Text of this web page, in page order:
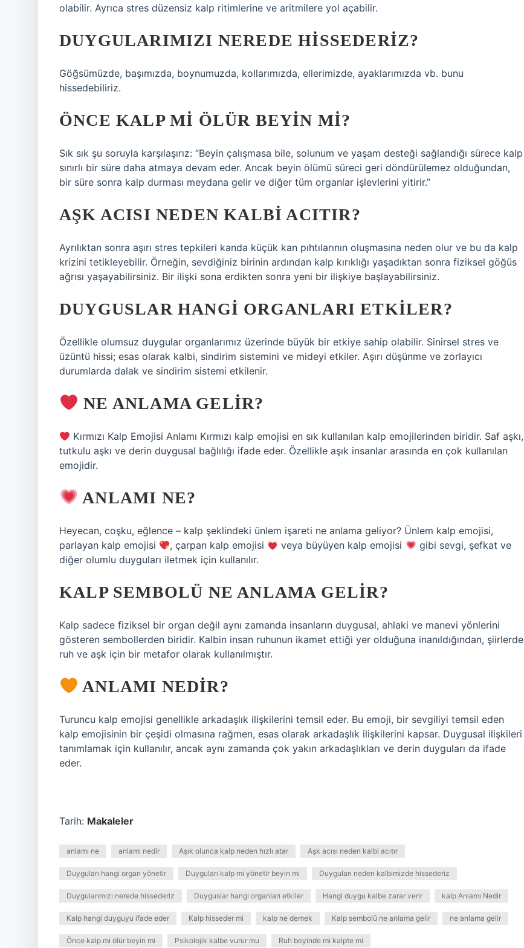
olabilir. Ayrıca stres düzensiz kalp ritimlerine ve aritmilere yol açabilir.
DUYGULARIMIZI NEREDE HISSEDERIZ?
Göğsümüzde, başımızda, boynumuzda, kollarımızda, ellerimizde, ayaklarımızda vb. bunu
hissedebiliriz.
ÖNCE KALP MI ÖLÜR BEYIN MI?
Sık sık şu soruyla karşılaşırız: “Beyin çalışmasa bile, solunum ve yaşam desteği sağlandığı sürece kalp
sınırlı bir süre daha atmaya devam eder. Ancak beyin ölümü süreci geri döndürülemez olduğundan,
bir süre sonra kalp durması meydana gelir ve diğer tüm organlar işlevlerini yitirir.”
AŞK ACISI NEDEN KALBI ACITIR?
Ayrılıktan sonra aşırı stres tepkileri kanda küçük kan pıhtılarının oluşmasına neden olur ve bu da kalp
krizini tetikleyebilir. Örneğin, sevdiğiniz birinin ardından kalp kırıklığı yaşadıktan sonra fiziksel göğüs
ağrısı yaşayabilirsiniz. Bir ilişki sona erdikten sonra yeni bir ilişkiye başlayabilirsiniz.
DUYGUSLAR HANGI ORGANLARI ETKILER?
Özellikle olumsuz duygular organlarımız üzerinde büyük bir etkiye sahip olabilir. Sinirsel stres ve
üzüntü hissi; esas olarak kalbi, sindirim sistemini ve mideyi etkiler. Aşırı düşünme ve zorlayıcı
durumlarda dalak ve sindirim sistemi etkilenir.
NE ANLAMA GELIR?
Kırmızı Kalp Emojisi Anlamı Kırmızı kalp emojisi en sık kullanılan kalp emojilerinden biridir. Saf aşkı,
tutkulu aşkı ve derin duygusal bağlılığı ifade eder. Özellikle aşık insanlar arasında en çok kullanılan
emojidir.
ANLAMI NE?
Heyecan, coşku, eğlence – kalp şeklindeki ünlem işareti ne anlama geliyor? Ünlem kalp emojisi,
parlayan kalp emojisi
, çarpan kalp emojisi veya büyüyen kalp emojisi
gibi sevgi, şefkat ve
diğer olumlu duyguları iletmek için kullanılır.
KALP SEMBOLÜ NE ANLAMA GELIR?
Kalp sadece fiziksel bir organ değil aynı zamanda insanların duygusal, ahlaki ve manevi yönlerini
gösteren sembollerden biridir. Kalbin insan ruhunun ikamet ettiği yer olduğuna inanıldığından, şiirlerde
ruh ve aşk için bir metafor olarak kullanılmıştır.
ANLAMI NEDIR?
Turuncu kalp emojisi genellikle arkadaşlık ilişkilerini temsil eder. Bu emoji, bir sevgiliyi temsil eden
kalp emojisinin bir çeşidi olmasına rağmen, esas olarak arkadaşlık ilişkilerini kapsar. Duygusal ilişkileri
tanımlamak için kullanılır, ancak aynı zamanda çok yakın arkadaşlıkları ve derin duyguları da ifade
eder.
Tarih: Makaleler
anlamı ne anlamı nedir Aşık olunca kalp neden hızlı atar Aşk acısı neden kalbi acıtır
Duyguları hangi organ yönetir Duyguları kalp mi yönetir beyin mi Duyguları neden kalbimizde hissederiz
Duygularımızı nerede hissederiz Duyguslar hangi organları etkiler Hangi duygu kalbe zarar verir kalp Anlamı Nedir
Kalp hangi duyguyu ifade eder Kalp hisseder mi kalp ne demek Kalp sembolü ne anlama gelir ne anlama gelir
Önce kalp mi ölür beyin mi Psikolojik kalbe vurur mu Ruh beyinde mi kalpte mi